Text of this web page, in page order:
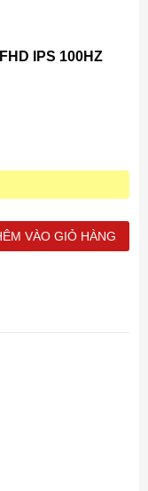
IPS 100HZ
VÀO GIỎ HÀNG